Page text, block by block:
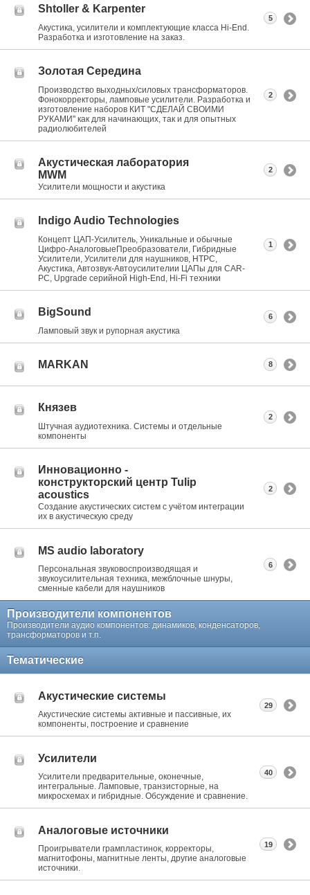
Shtoller & Karpenter
Акустика, усилители и комплектующие класса Hi-End.
Разработка и изготовление на заказ.
5
Золотая Середина
Производство выходных/силовых трансформаторов.
Фонокорректоры, ламповые усилители. Разработка и
изготовление наборов КИТ "СДЕЛАЙ СВОИМИ
РУКАМИ" как для начинающих, так и для опытных
радиолюбителей
2
Акустическая лаборатория
MWM
Усилители мощности и акустика
2
Indigo Audio Technologies
Концепт ЦАП-Усилитель, Уникальные и обычные
Цифро-АналоговыеПреобразователи, Гибридные
Усилители, Усилители для наушников, HTPC,
Акустика, Автозвук-Автоусилителии ЦАПы для CAR-
PC, Upgrade серийной High-End, Hi-Fi техники
1
BigSound
Ламповый звук и рупорная акустика
6
MARKAN 8
Князев
Штучная аудиотехника. Системы и отдельные
компоненты
2
Инновационно -
конструкторский центр Tulip
acoustics
Создание акустических систем с учётом интеграции
их в акустическую среду
2
MS audio laboratory
Персональная звуковоспроизводящая и
звукоусилительная техника, межблочные шнуры,
сменные кабели для наушников
6
Производители компонентов
Производители аудио компонентов: динамиков, конденсаторов,
трансформаторов и т.п.
Тематические
Акустические системы
Акустические системы активные и пассивные, их
компоненты, построение и сравнение
29
Усилители
Усилители предварительные, оконечные,
интегральные. Ламповые, транзисторные, на
микросхемах и гибридные. Обсуждение и сравнение.
40
Аналоговые источники
Проигрыватели грампластинок, корректоры,
магнитофоны, магнитные ленты, другие аналоговые
источники.
19